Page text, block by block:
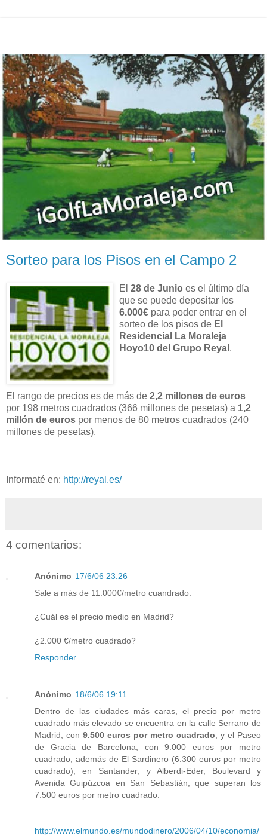
Sorteo para los Pisos en el Campo 2
El 28 de Junio es el último día
que se puede depositar los
6.000€ para poder entrar en el
sorteo de los pisos de El
Residencial La Moraleja
Hoyo10 del Grupo Reyal .
El rango de precios es de más de 2,2 millones de euros
por 198 metros cuadrados (366 millones de pesetas) a 1,2
millón de euros por menos de 80 metros cuadrados (240
millones de pesetas).
Informaté en: http://reyal.es/
4 comentarios:
Anónimo 17/6/06 23:26
Sale a más de 11.000€/metro cuandrado.
¿Cuál es el precio medio en Madrid?
¿2.000 €/metro cuadrado?
Responder
Anónimo 18/6/06 19:11
Dentro de las ciudades más caras, el precio por metro
cuadrado más elevado se encuentra en la calle Serrano de
Madrid, con 9.500 euros por metro cuadrado , y el Paseo
de Gracia de Barcelona, con 9.000 euros por metro
cuadrado, además de El Sardinero (6.300 euros por metro
cuadrado), en Santander, y Alberdi-Eder, Boulevard y
Avenida Guipúzcoa en San Sebastián, que superan los
7.500 euros por metro cuadrado.
http://www.elmundo.es/mundodinero/2006/04/10/economia/